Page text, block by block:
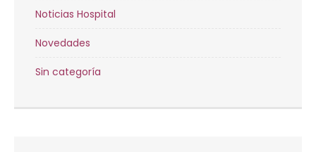
Noticias Hospital
Novedades
Sin categoría